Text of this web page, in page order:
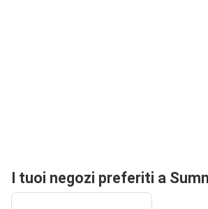
I tuoi negozi preferiti a